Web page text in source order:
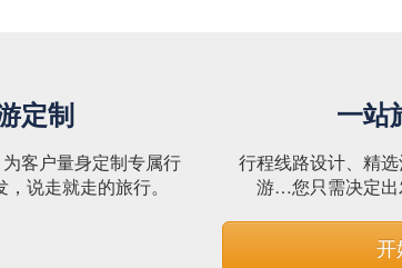
定制
客户量身定制专属行
说走就走的旅行。
一站
行程线路设计、精
游…您只需决定出
开